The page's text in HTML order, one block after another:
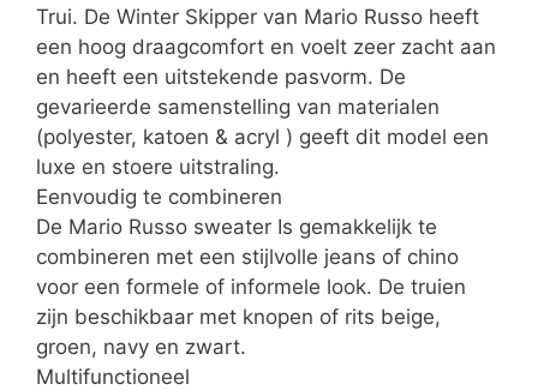
Trui. De Winter Skipper van Mario Russo heeft
een hoog draagcomfort en voelt zeer zacht aan
en heeft een uitstekende pasvorm. De
gevarieerde samenstelling van materialen
(polyester, katoen & acryl ) geeft dit model een
luxe en stoere uitstraling.
Eenvoudig te combineren
De Mario Russo sweater Is gemakkelijk te
combineren met een stijlvolle jeans of chino
voor een formele of informele look. De truien
zijn beschikbaar met knopen of rits beige,
groen, navy en zwart.
Multifunctioneel